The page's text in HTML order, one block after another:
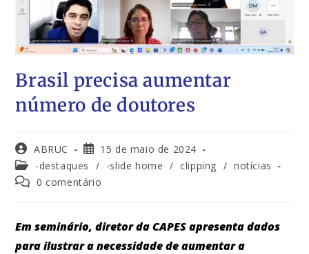
Brasil precisa aumentar
número de doutores
ABRUC
15 de maio de 2024
-destaques
/ -slide home / clipping / notícias
0 comentário
Em seminário, diretor da CAPES apresenta dados
para ilustrar a necessidade de aumentar a